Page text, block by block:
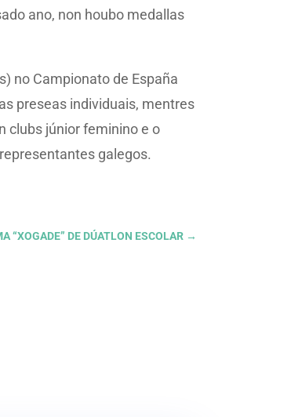
ano, non houbo medallas
no Campionato de España
preseas individuais, mentres
clubs júnior feminino e o
galegos.
“XOGADE” DE DÚATLON ESCOLAR→